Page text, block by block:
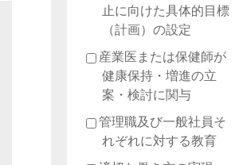
止に向けた具体的目標
（計画）の設定
産業医または保健師が
健康保持・増進の立
案・検討に関与
管理職及び一般社員そ
れぞれに対する教育